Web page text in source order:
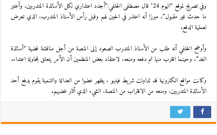
وفي تصريح لموقع “اليوم 24″ قال مصطفى الخلفي:”أجدد اعتذاري لكل الأساتذة المتدربين، وأعتبر
ما حدث غير مقبول”، مبرزا أنه اعتذر في الحين لهم وقبل رأس الأستاذ المتدرب، الذي تعرض
لعملية الدفع.
وأوضح الخلفي أنه طلب من الأستاذ المتدرب الصعود إلى المنصة من أجل مناقشة قضية “أساتذة
الغد”، وحينما اقترب منها تم دفعه ومنعه، لاعتقاد بعض المنظمين أن الأمر يتعلق بمحاولة اعتداء.
وكانت مواقع الكترونية قد تداولت شريط فيديو ، يظهر عضوا من العدالة والتنمية يقوم بدفع أحد
الأساتذة المتدربين، ومنعه من الاقتراب من المنصة، الشيء الذي أثار غضبهم.